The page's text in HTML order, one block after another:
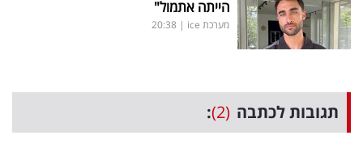
הייתה אתמול"
מערכת ice |
20:38
תגובות לכתבה (2)
: